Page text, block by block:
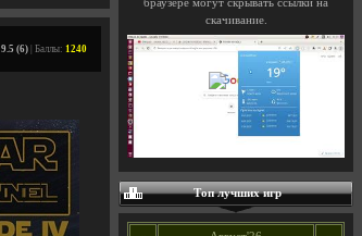
9.5 (6) | Баллы: 1240
браузере могут скрывать ссылки на
скачивание.
Топ лучших игр